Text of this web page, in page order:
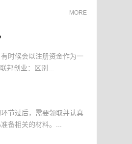
MORE
时候会以注册资金作为一
邦创业：区别...
节过后，需要领取并认真
备相关的材料。...